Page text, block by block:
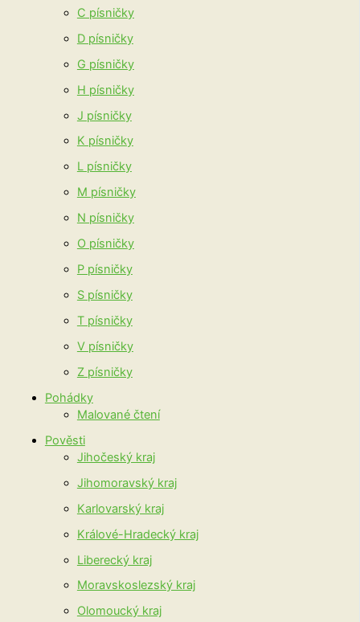
C písničky
D písničky
G písničky
H písničky
J písničky
K písničky
L písničky
M písničky
N písničky
O písničky
P písničky
S písničky
T písničky
V písničky
Z písničky
Pohádky
Malované čtení
Pověsti
Jihočeský kraj
Jihomoravský kraj
Karlovarský kraj
Králové-Hradecký kraj
Liberecký kraj
Moravskoslezský kraj
Olomoucký kraj